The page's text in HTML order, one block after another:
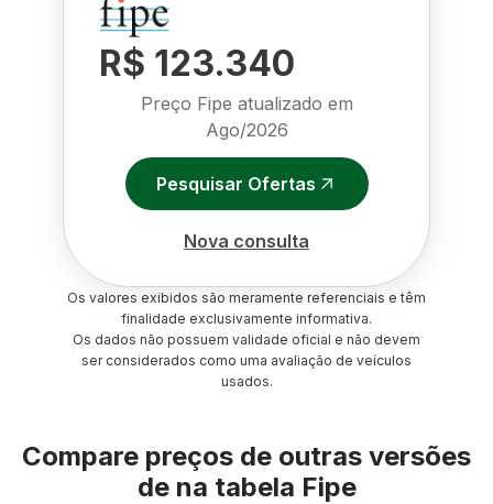
R$ 123.340
Preço Fipe atualizado em
Ago/2026
Pesquisar Ofertas
Nova consulta
Os valores exibidos são meramente referenciais e têm
finalidade exclusivamente informativa.
Os dados não possuem validade oficial e não devem
ser considerados como uma avaliação de veículos
usados.
Compare preços de outras versões
de na tabela Fipe